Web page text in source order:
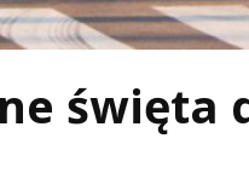
święta